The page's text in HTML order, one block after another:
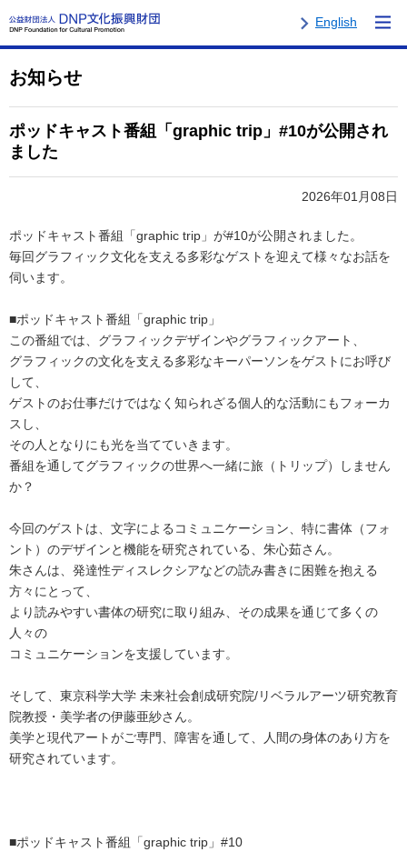
English
お知らせ
ポッドキャスト番組「graphic trip」#10が公開され
ました
2026年01月08日
ポッドキャスト番組「graphic trip」が#10が公開されました。
毎回グラフィック文化を支える多彩なゲストを迎えて様々なお話を
伺います。
■ポッドキャスト番組「graphic trip」
この番組では、グラフィックデザインやグラフィックアート、
グラフィックの文化を支える多彩なキーパーソンをゲストにお呼び
して、
ゲストのお仕事だけではなく知られざる個人的な活動にもフォーカ
スし、
その人となりにも光を当てていきます。
番組を通してグラフィックの世界へ一緒に旅（トリップ）しません
か？
今回のゲストは、文字によるコミュニケーション、特に書体（フォ
ント）のデザインと機能を研究されている、朱心茹さん。
朱さんは、発達性ディスレクシアなどの読み書きに困難を抱える
方々にとって、
より読みやすい書体の研究に取り組み、その成果を通じて多くの
人々の
コミュニケーションを支援しています。
そして、東京科学大学 未来社会創成研究院/リベラルアーツ研究教育
院教授・美学者の伊藤亜紗さん。
美学と現代アートがご専門、障害を通して、人間の身体のあり方を
研究されています。
■ポッドキャスト番組「graphic trip」#10